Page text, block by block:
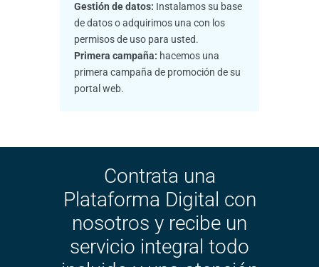
Gestión de datos: Instalamos su base
de datos o adquirimos una con los
permisos de uso para usted.
Primera campaña: hacemos una
primera campaña de promoción de su
portal web.
Contrata una
Plataforma Digital con
nosotros y recibe un
servicio integral todo